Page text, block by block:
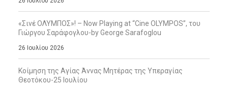
«Σινέ ΟΛΥΜΠΟΣ»! – Now Playing at “Cine OLYMPOS”, του
Γιώργου Σαράφογλου-by George Sarafoglou
26 Ιουλίου 2026
Κοίμηση της Αγίας Άννας Μητέρας της Υπεραγίας
Θεοτόκου-25 Ιουλίου